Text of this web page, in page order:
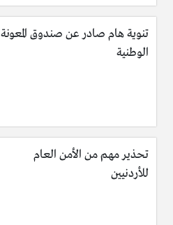
تنوية هام صادر عن صندوق المعونة
الوطنية
تحذير مهم من الأمن العام
للأردنيين